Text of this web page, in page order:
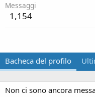
Messaggi
1,154
Bacheca del profilo
Non ci sono ancora